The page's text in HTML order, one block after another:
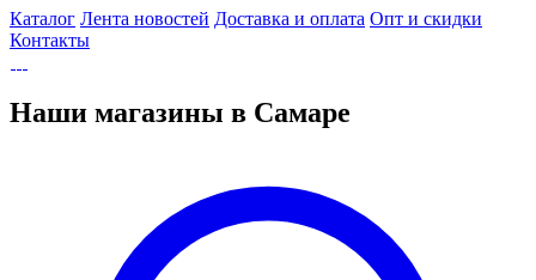
Каталог Лента новостей Доставка и оплата Опт и скидки
Контакты
Наши магазины в Самаре